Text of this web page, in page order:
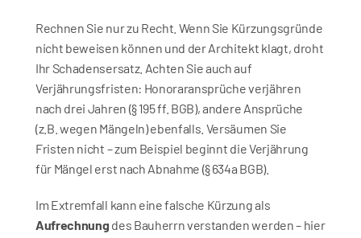
Rechnen Sie nur zu Recht. Wenn Sie Kürzungsgründe
nicht beweisen können und der Architekt klagt, droht
Ihr Schadensersatz. Achten Sie auch auf
Verjährungsfristen: Honoraransprüche verjähren
nach drei Jahren (§ 195 ff. BGB), andere Ansprüche
(z.B. wegen Mängeln) ebenfalls. Versäumen Sie
Fristen nicht – zum Beispiel beginnt die Verjährung
für Mängel erst nach Abnahme (§ 634a BGB).
Aufrechnung des Bauherrn verstanden werden – hier